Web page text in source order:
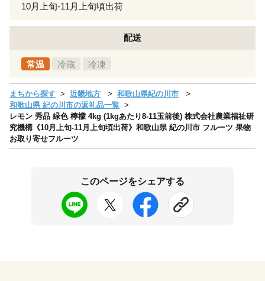
10月上旬-11月上旬頃出荷
配送
常温 冷蔵 冷凍
まちから探す 近畿地方
和歌山県紀の川市
和歌山県 紀の川市の返礼品一覧
レモン 秀品 緑色 檸檬 4kg (1kgあたり8-11玉前後) 株式会社農業福祉研
究機構《10月上旬-11月上旬頃出荷》和歌山県 紀の川市 フルーツ 果物
お取り寄せフルーツ
このページをシェアする